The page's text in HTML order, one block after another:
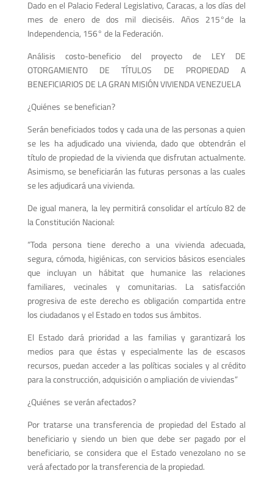
Dado en el Palacio Federal Legislativo, Caracas, a los días del
mes de enero de dos mil dieciséis. Años 215°de la
Independencia, 156° de la Federación.
Análisis costo-beneficio del proyecto de LEY DE
OTORGAMIENTO DE TÍTULOS DE PROPIEDAD A
BENEFICIARIOS DE LA GRAN MISIÓN VIVIENDA VENEZUELA
¿Quiénes se benefician?
Serán beneficiados todos y cada una de las personas a quien
se les ha adjudicado una vivienda, dado que obtendrán el
título de propiedad de la vivienda que disfrutan actualmente.
Asimismo, se beneficiarán las futuras personas a las cuales
se les adjudicará una vivienda.
De igual manera, la ley permitirá consolidar el artículo 82 de
la Constitución Nacional:
“Toda persona tiene derecho a una vivienda adecuada,
segura, cómoda, higiénicas, con servicios básicos esenciales
que incluyan un hábitat que humanice las relaciones
familiares, vecinales y comunitarias. La satisfacción
progresiva de este derecho es obligación compartida entre
los ciudadanos y el Estado en todos sus ámbitos.
El Estado dará prioridad a las familias y garantizará los
medios para que éstas y especialmente las de escasos
recursos, puedan acceder a las políticas sociales y al crédito
para la construcción, adquisición o ampliación de viviendas”
¿Quiénes se verán afectados?
Por tratarse una transferencia de propiedad del Estado al
beneficiario y siendo un bien que debe ser pagado por el
beneficiario, se considera que el Estado venezolano no se
verá afectado por la transferencia de la propiedad.